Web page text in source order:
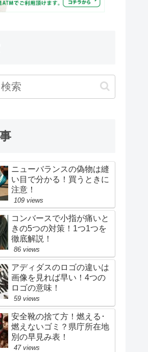
ニューバランスの偽物は縫
い目で分かる！買うときに
注意！
109 views
コンバースで小指が痛いと
きの5つの対策！1つ1つを
徹底解説！
86 views
アディダスのロゴの違いは
画像を見れば早い！4つの
ロゴの意味！
59 views
安全靴の捨て方！燃える･
燃えないゴミ？県庁所在地
別の早見み表！
47 views